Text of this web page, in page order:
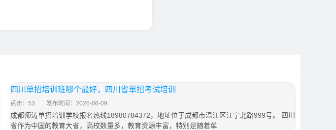
四川单招培训班哪个最好，四川省单招考试培训
点击：53 发布时间：2026-06-09
成都师涛单招培训学校报名热线18980784372，地址位于成都市温江区江宁北路999号。 四川
省作为中国的教育大省，高校数量多，教育资源丰富，特别是随着单